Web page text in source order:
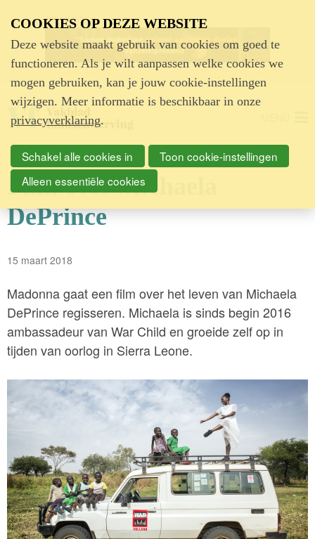
Advertentie
Film over Michaela
DePrince
15 maart 2018
Madonna gaat een film over het leven van Michaela
DePrince regisseren. Michaela is sinds begin 2016
ambassadeur van War Child en groeide zelf op in
tijden van oorlog in Sierra Leone.
COOKIES OP DEZE WEBSITE
Deze website maakt gebruik van cookies om goed te
functioneren. Als je wilt aanpassen welke cookies we
mogen gebruiken, kan je jouw cookie-instellingen
wijzigen. Meer informatie is beschikbaar in onze
privacyverklaring.
Schakel alle cookies in
Toon cookie-instellingen
Alleen essentiële cookies